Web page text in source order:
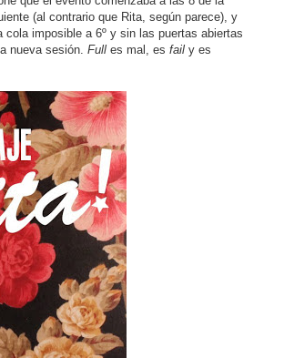
(al contrario que Rita, según parece), y
imposible a 6º y sin las puertas abiertas
nueva sesión. Full es mal, es fail y es